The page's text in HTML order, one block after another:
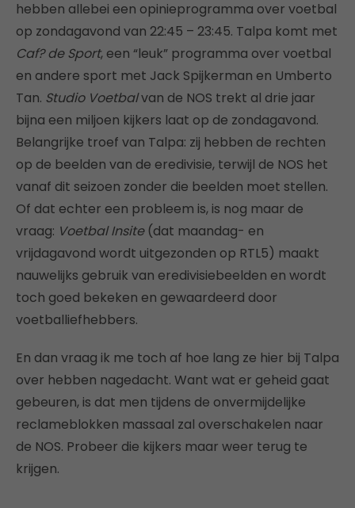
hebben allebei een opinieprogramma over voetbal
op zondagavond van 22:45 – 23:45. Talpa komt met
Caf? de Sport, een “leuk” programma over voetbal
en andere sport met Jack Spijkerman en Umberto
Tan. Studio Voetbalvan de NOS trekt al drie jaar
bijna een miljoen kijkers laat op de zondagavond.
Belangrijke troef van Talpa: zij hebben de rechten
op de beelden van de eredivisie, terwijl de NOS het
vanaf dit seizoen zonder die beelden moet stellen.
Of dat echter een probleem is, is nog maar de
vraag: Voetbal Insite(dat maandag- en
vrijdagavond wordt uitgezonden op RTL5) maakt
nauwelijks gebruik van eredivisiebeelden en wordt
toch goed bekeken en gewaardeerd door
voetballiefhebbers.
En dan vraag ik me toch af hoe lang ze hier bij Talpa
over hebben nagedacht. Want wat er geheid gaat
gebeuren, is dat men tijdens de onvermijdelijke
reclameblokken massaal zal overschakelen naar
de NOS. Probeer die kijkers maar weer terug te
krijgen.